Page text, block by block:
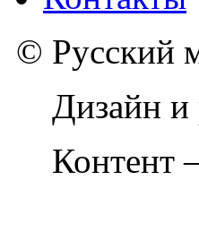
© Русский
Дизайн и
Контент –